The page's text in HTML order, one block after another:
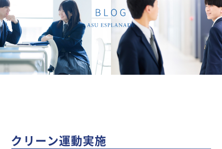
クリーン運動実施